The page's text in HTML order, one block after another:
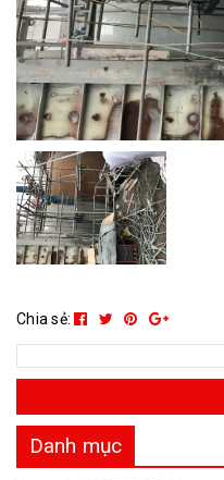
Chia sẻ:
Danh mục